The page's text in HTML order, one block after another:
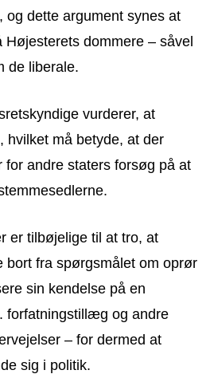
og dette argument synes at
Højesterets dommere – såvel
de liberale.
vurderer, at
hvilket må betyde, at der
for andre staters forsøg på at
er tilbøjelige til at tro, at
bort fra spørgsmålet om oprør
sin kendelse på en
forfatningstillæg og andre
– for dermed at
sig i politik.